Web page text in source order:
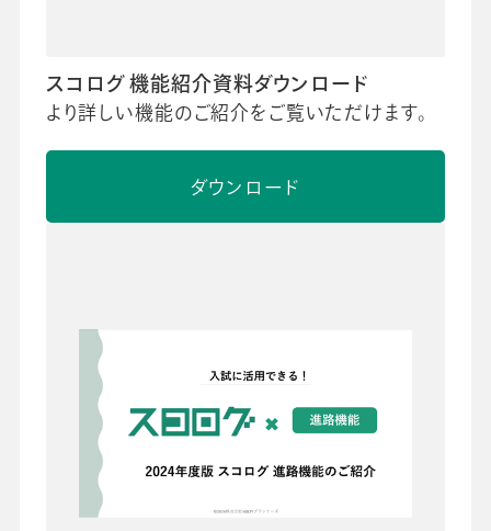
スコログ 機能紹介資料ダウンロード
より詳しい機能のご紹介をご覧いただけます。
ダウンロード